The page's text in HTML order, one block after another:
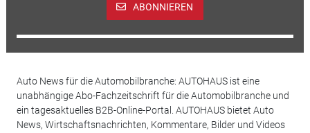
ABONNIEREN
Auto News für die Automobilbranche: AUTOHAUS ist eine
unabhängige Abo-Fachzeitschrift für die Automobilbranche und
ein tagesaktuelles B2B-Online-Portal. AUTOHAUS bietet Auto
News, Wirtschaftsnachrichten, Kommentare, Bilder und Videos